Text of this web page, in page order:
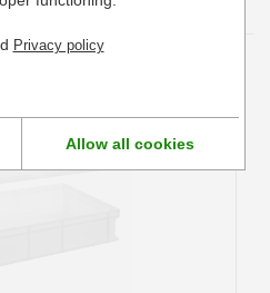
Privacy policy
Allow all cookies